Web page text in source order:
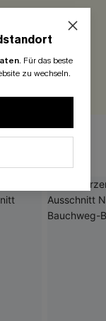
. Für das beste
zu wechseln.